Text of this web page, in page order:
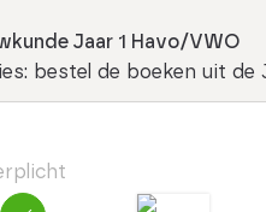
Jaar 1 Havo/VWO
bestel de boeken uit de